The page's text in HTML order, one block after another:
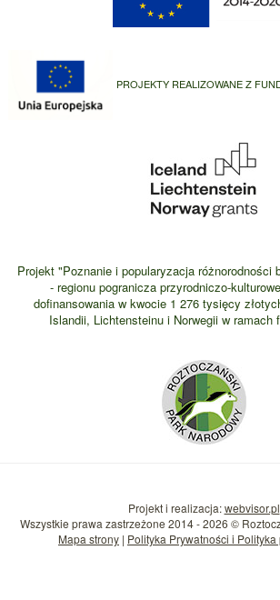
PROJEKTY REALIZOWANE Z
Projekt "Poznanie i popularyzacja różnorodności
- regionu pogranicza przyrodniczo-
dofinansowania w kwocie 1 276 tysięcy
Islandii, Lichtensteinu i Norwegii w ramach
Projekt i realizacja:webvisor.pl
Wszystkie prawa zastrzeżone 2014 - 2026 ©
Mapa strony | Polityka Prywatności i Polityka